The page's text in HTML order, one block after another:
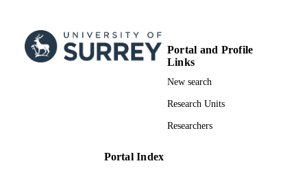
Portal and Profile
Links
New search
Research Units
Researchers
Portal Index